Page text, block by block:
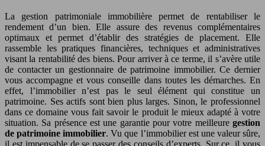
La gestion patrimoniale immobilière permet de rentabiliser le
rendement d’un bien. Elle assure des revenus complémentaires
optimaux et permet d’établir des stratégies de placement. Elle
rassemble les pratiques financières, techniques et administratives
visant la rentabilité des biens. Pour arriver à ce terme, il s’avère utile
de contacter un gestionnaire de patrimoine immobilier. Ce dernier
vous accompagne et vous conseille dans toutes les démarches. En
effet, l’immobilier n’est pas le seul élément qui constitue un
patrimoine. Ses actifs sont bien plus larges. Sinon, le professionnel
dans ce domaine vous fait savoir le produit le mieux adapté à votre
situation. Sa présence est une garantie pour votre meilleuregestion
de patrimoine immobilier. Vu que l’immobilier est une valeur sûre,
il est impensable de se passer des conseils d’experts. Sur ce, il vous